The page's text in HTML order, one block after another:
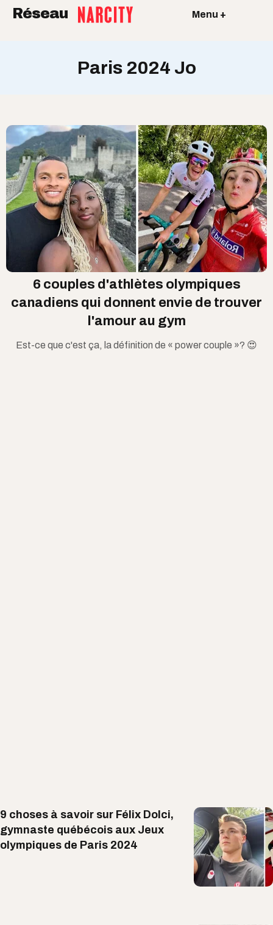
Réseau Menu +
Paris 2024 Jo
6 couples d'athlètes olympiques
canadiens qui donnent envie de trouver
l'amour au gym
Est-ce que c'est ça, la définition de « power couple »? 😍
9 choses à savoir sur Félix Dolci,
gymnaste québécois aux Jeux
olympiques de Paris 2024